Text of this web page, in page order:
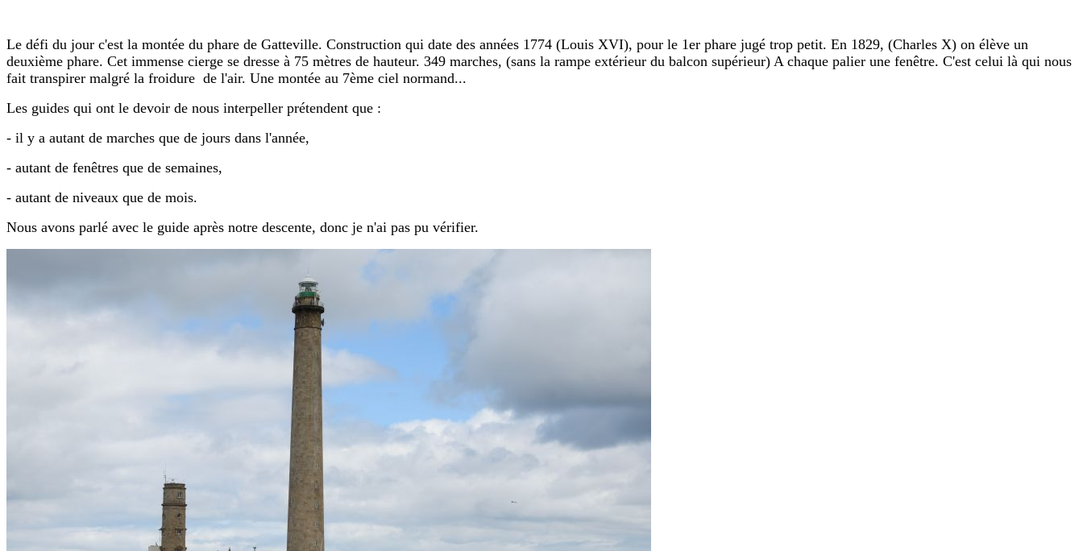
Le défi du jour c'est la montée du phare de Gatteville. Construction qui date des années 1774 (Louis XVI), pour le 1er phare jugé trop petit. En 1829, (Charles X) on élève un
deuxième phare. Cet immense cierge se dresse à 75 mètres de hauteur. 349 marches, (sans la rampe extérieur du balcon supérieur) A chaque palier une fenêtre. C'est celui là qui nous
fait transpirer malgré la froidure de l'air. Une montée au 7ème ciel normand...
Les guides qui ont le devoir de nous interpeller prétendent que :
- il y a autant de marches que de jours dans l'année,
- autant de fenêtres que de semaines,
- autant de niveaux que de mois.
Nous avons parlé avec le guide après notre descente, donc je n'ai pas pu vérifier.